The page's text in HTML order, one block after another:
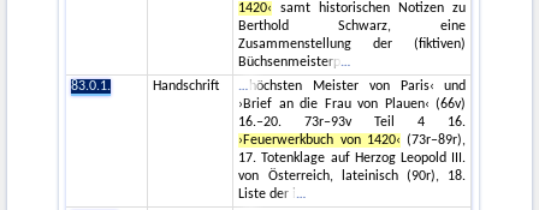
1420‹
samt historischen Notizen zu
Berthold Schwarz, eine
Zusammenstellung der (fiktiven)
Büchsenmeisterp
83.0.1.
Handschrift
höchsten Meister von Paris‹ und
›Brief an die Frau von Plauen‹ (66v)
16.–20. 73r–93v Teil 4 16.
›Feuerwerkbuch von 1420‹ (73r–89r),
17. Totenklage auf Herzog Leopold III.
von Österreich, lateinisch (90r), 18.
Liste der i